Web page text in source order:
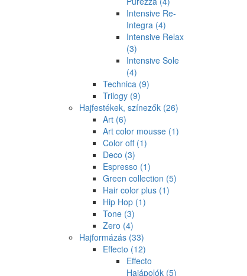
Intensive Re-
Integra (4)
Intensive Relax
(3)
Intensive Sole
(4)
Technica (9)
Trilogy (9)
Hajfestékek, színezők (26)
Art (6)
Art color mousse (1)
Color off (1)
Deco (3)
Espresso (1)
Green collection (5)
Hair color plus (1)
Hip Hop (1)
Tone (3)
Zero (4)
Hajformázás (33)
Effecto (12)
Effecto
Hajápolók (5)